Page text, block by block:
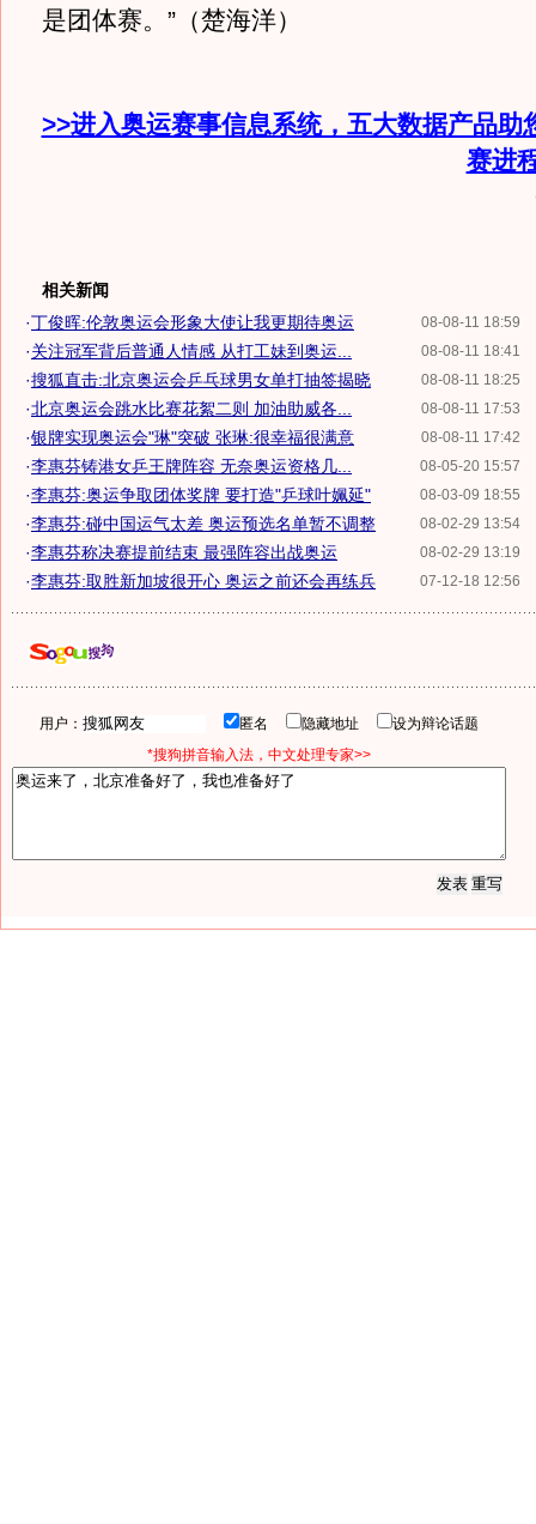
是团体赛。”（楚海洋）
>>进入奥运赛事信息系统，五大数据产品助
赛进
相关新闻
08-08-11 18:59
·丁俊晖:伦敦奥运会形象大使让我更期待奥运
08-08-11 18:41
·关注冠军背后普通人情感 从打工妹到奥运...
08-08-11 18:25
·搜狐直击:北京奥运会乒乓球男女单打抽签揭晓
08-08-11 17:53
·北京奥运会跳水比赛花絮二则 加油助威各...
08-08-11 17:42
·银牌实现奥运会"琳"突破 张琳:很幸福很满意
08-05-20 15:57
·李惠芬铸港女乒王牌阵容 无奈奥运资格几...
08-03-09 18:55
·李惠芬:奥运争取团体奖牌 要打造"乒球叶姵延"
08-02-29 13:54
·李惠芬:碰中国运气太差 奥运预选名单暂不调整
08-02-29 13:19
·李惠芬称决赛提前结束 最强阵容出战奥运
07-12-18 12:56
·李惠芬:取胜新加坡很开心 奥运之前还会再练兵
用户： 匿名 隐藏地址
设为辩论话题
*搜狗拼音输入法，中文处理专家>>